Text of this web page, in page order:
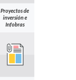
Proyectos de
inversión e
Infobras